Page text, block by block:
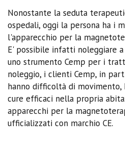
Nonostante la seduta
ospedali, oggi la persona ha i
l'apparecchio per la
E' possibile infatti noleggiare
uno strumento Cemp per i
noleggio, i clienti Cemp, in
hanno difficoltà di
cure efficaci nella propria
apparecchi per la
ufficializzati con marchio CE.